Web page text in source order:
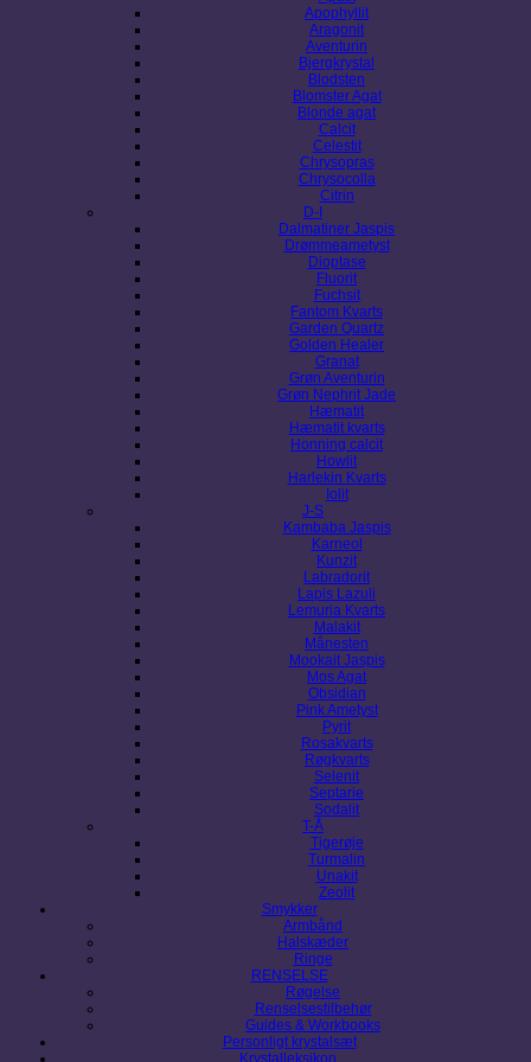
Apophyllit
Aragonit
Aventurin
Bjergkrystal
Blodsten
Blomster Agat
Blonde agat
Calcit
Celestit
Chrysopras
Chrysocolla
Citrin
D-I
Dalmatiner Jaspis
Drømmeametyst
Dioptase
Fluorit
Fuchsit
Fantom Kvarts
Garden Quartz
Golden Healer
Granat
Grøn Aventurin
Grøn Nephrit Jade
Hæmatit
Hæmatit kvarts
Honning calcit
Howlit
Harlekin Kvarts
Iolit
J-S
Kambaba Jaspis
Karneol
Kunzit
Labradorit
Lapis Lazuli
Lemuria Kvarts
Malakit
Månesten
Mookait Jaspis
Mos Agat
Obsidian
Pink Ametyst
Pyrit
Rosakvarts
Røgkvarts
Selenit
Septarie
Sodalit
T-Å
Tigerøje
Turmalin
Unakit
Zeolit
Smykker
Armbånd
Halskæder
Ringe
RENSELSE
Røgelse
Renselsestilbehør
Guides & Workbooks
Personligt krystalsæt
Krystalleksikon